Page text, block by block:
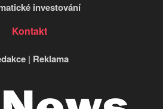
investování
Kontakt
| Reklama